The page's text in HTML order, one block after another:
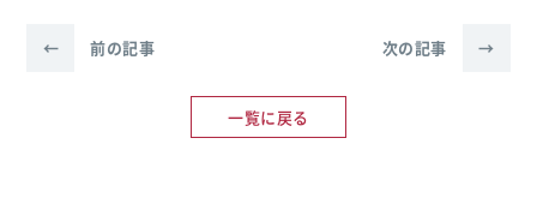
← 前の記事
一覧に戻る
次の記事 →